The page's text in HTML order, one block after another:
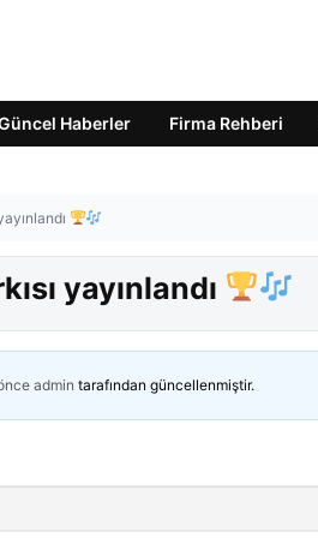
Haberler Firma Rehberi
yayınlandı
admin tarafından güncellenmiştir.